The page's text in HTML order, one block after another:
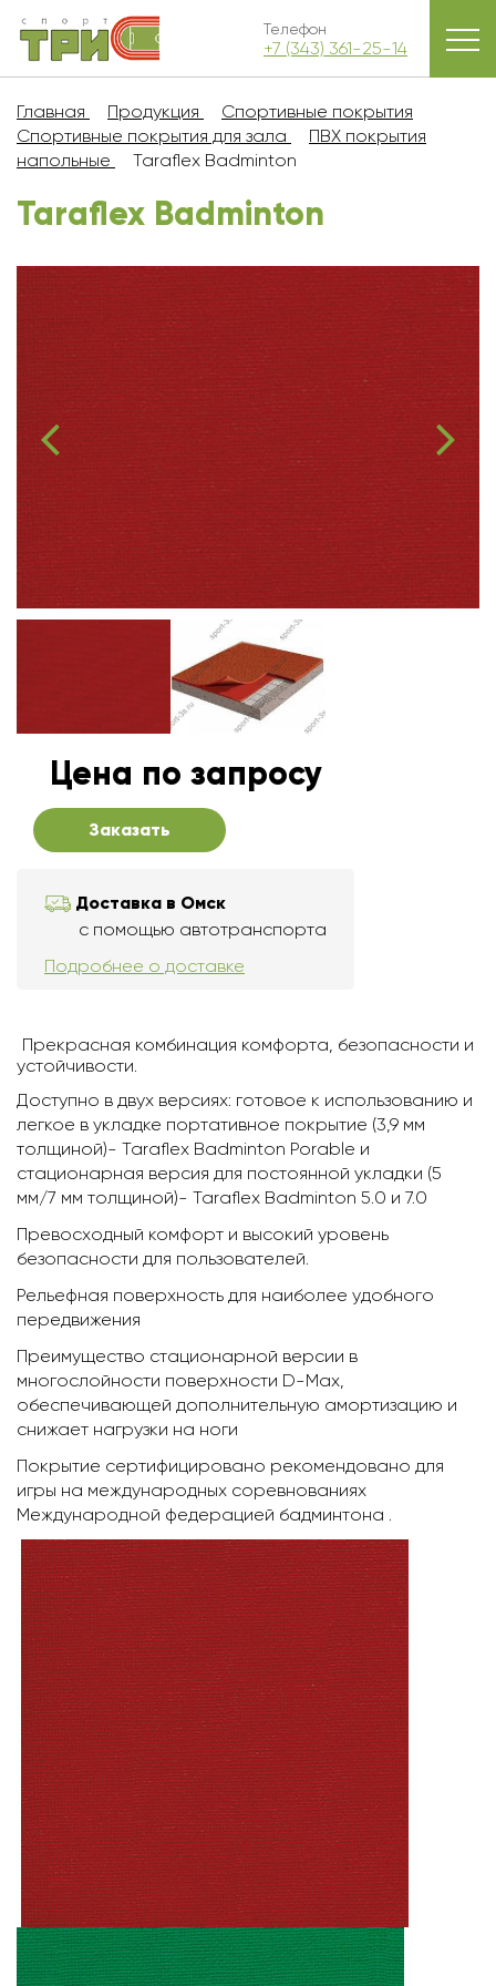
Телефон
+7 (343) 361-25-14
Главная Продукция
Спортивные покрытия
Спортивные покрытия для зала
ПВХ покрытия
напольные
Taraflex Badminton
Taraflex Badminton
Цена по запросу
Заказать
Доставка в Омск
с помощью автотранспорта
Подробнее о доставке
Прекрасная комбинация комфорта, безопасности и
устойчивости.
Доступно в двух версиях: готовое к использованию и
легкое в укладке портативное покрытие (3,9 мм
толщиной)- Taraflex Badminton Porable и
стационарная версия для постоянной укладки (5
мм/7 мм толщиной)- Taraflex Badminton 5.0 и 7.0
Превосходный комфорт и высокий уровень
безопасности для пользователей.
Рельефная поверхность для наиболее удобного
передвижения
Преимущество стационарной версии в
многослойности поверхности D-Max,
обеспечивающей дополнительную амортизацию и
снижает нагрузки на ноги
Покрытие сертифицировано рекомендовано для
игры на международных соревнованиях
Международной федерацией бадминтона .